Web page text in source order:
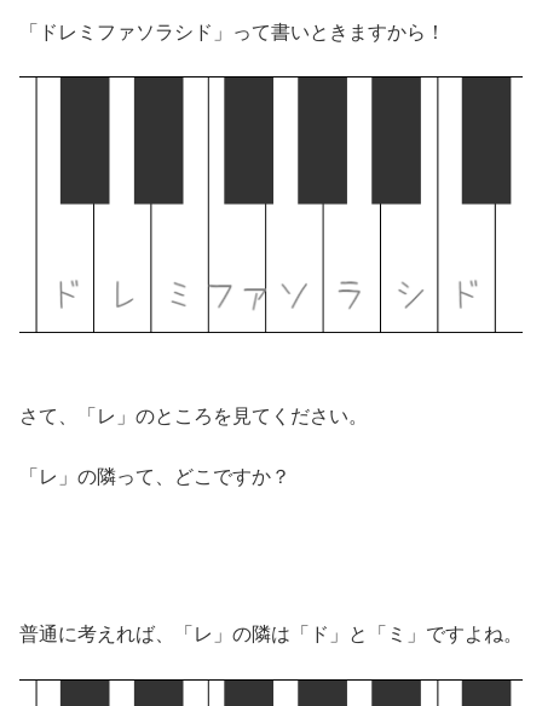
「ドレミファソラシド」って書いときますから！
さて、「レ」のところを見てください。
「レ」の隣って、どこですか？
普通に考えれば、「レ」の隣は「ド」と「ミ」ですよね。